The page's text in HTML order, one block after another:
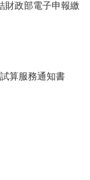
財政部電子申報繳
算服務通知書